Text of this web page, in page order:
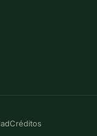
Créditos